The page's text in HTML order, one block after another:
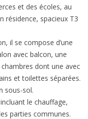
et des écoles, au
résidence, spacieux T3
il se compose d’une
avec balcon, une
dont une avec
et toilettes séparées.
sous-sol.
le chauffage,
parties communes.